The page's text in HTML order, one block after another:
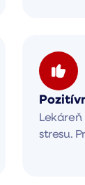
stresu.